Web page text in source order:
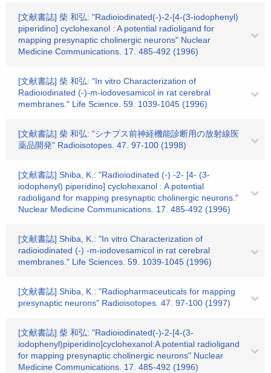
[文献書誌] 柴 和弘: "Radioiodinated(-)-2-[4-(3-iodophenyl)
piperidino] cyclohexanol : A potential radioligand for
mapping presynaptic cholinergic neurons" Nuclear
Medicine Communications. 17. 485-492 (1996)
[文献書誌] 柴 和弘: "In vitro Characterization of
Radioiodinated (-)-m-iodovesamicol in rat cerebral
membranes." Life Science. 59. 1039-1045 (1996)
[文献書誌] 柴 和弘: "シナプス前神経機能診断用の放射線医
薬品開発" Radioisotopes. 47. 97-100 (1998)
[文献書誌] Shiba, K.: "Radioiodinated (-) -2- [4- (3-
iodophenyl) piperidino] cyclohexanol : A potential
radioligand for mapping presynaptic cholinergic neurons."
Nuclear Medicine Communications. 17. 485-492 (1996)
[文献書誌] Shiba, K.: "In vitro Characterization of
radioiodinated (-) -m-iodovesamicol in rat cerebral
membranes." Life Sciences. 59. 1039-1045 (1996)
[文献書誌] Shiba, K.: "Radiopharmaceuticals for mapping
presynaptic neurons" Radioisotopes. 47. 97-100 (1997)
[文献書誌] 柴 和弘: "Radioiodinated(-)-2-[4-(3-
iodophenyl)piperidino]cyclohexanol:A potential radioligand
for mapping presynaptic cholinergic neurons" Nuclear
Medicine Communications. 17. 485-492 (1996)